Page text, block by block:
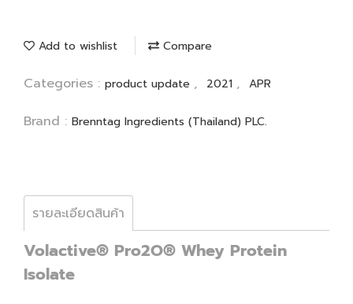
Add to wishlist Compare
Categories : product update , 2021 , APR
Brand : Brenntag Ingredients (Thailand) PLC.
รายละเอียดสินค้า
Volactive® Pro2O® Whey Protein
Isolate